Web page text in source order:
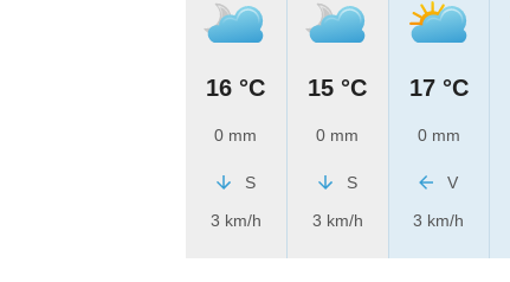
16 °C
0 mm
S
3 km/h
15 °C
0 mm
S
3 km/h
17 °C
0 mm
V
3 km/h